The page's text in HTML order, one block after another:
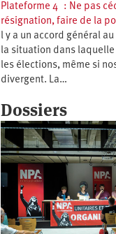
Plateforme 4 : Ne pas
résignation, faire de la
l y a un accord général
la situation dans
les élections, même si
divergent. La…
Dossiers